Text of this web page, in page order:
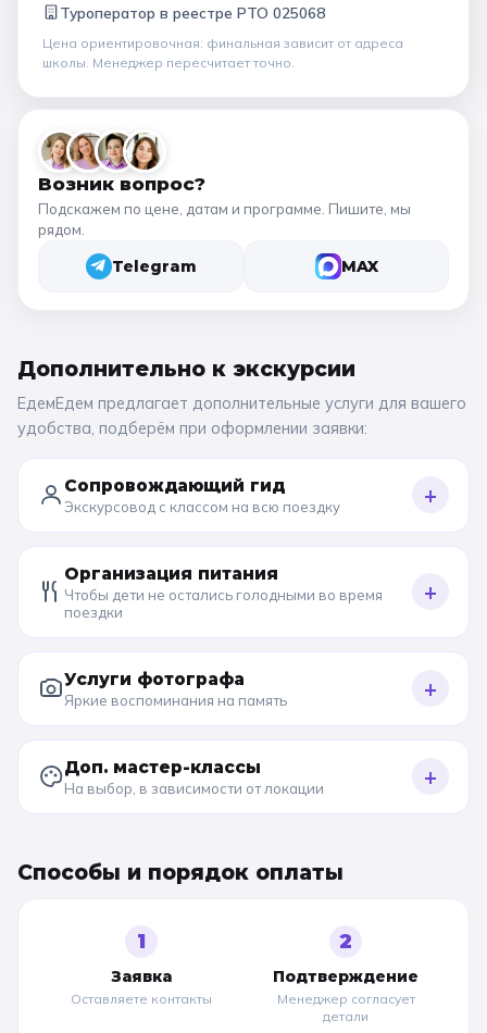
Туроператор в реестре РТО 025068
Цена ориентировочная: финальная зависит от адреса
школы . Менеджер пересчитает точно.
Возник вопрос?
Подскажем по цене, датам и программе. Пишите, мы
рядом.
Telegram MAX
Дополнительно к экскурсии
ЕдемЕдем предлагает дополнительные услуги для вашего
удобства, подберём при оформлении заявки:
Сопровождающий гид
Экскурсовод с классом на всю поездку +
Организация питания
Чтобы дети не остались голодными во время
поездки
+
Услуги фотографа
Яркие воспоминания на память +
Доп. мастер-классы
На выбор, в зависимости от локации +
Способы и порядок оплаты
1
Заявка
Оставляете контакты
2
Подтверждение
Менеджер согласует
детали